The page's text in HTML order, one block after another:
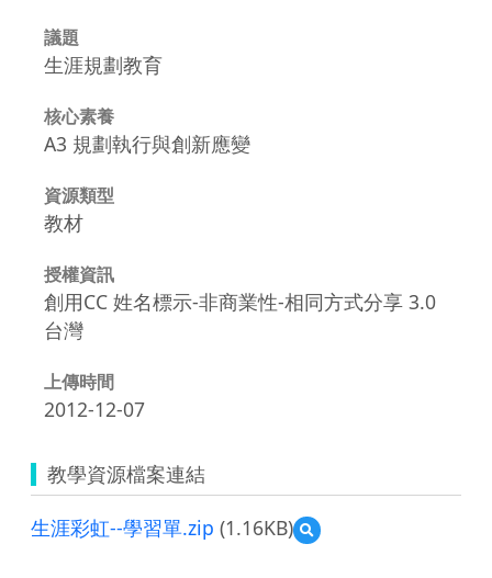
議題
生涯規劃教育
核心素養
A3 規劃執行與創新應變
資源類型
教材
授權資訊
創用CC 姓名標示-非商業性-相同方式分享 3.0
台灣
上傳時間
2012-12-07
教學資源檔案連結
生涯彩虹--學習單.zip (1.16KB)
預
覽